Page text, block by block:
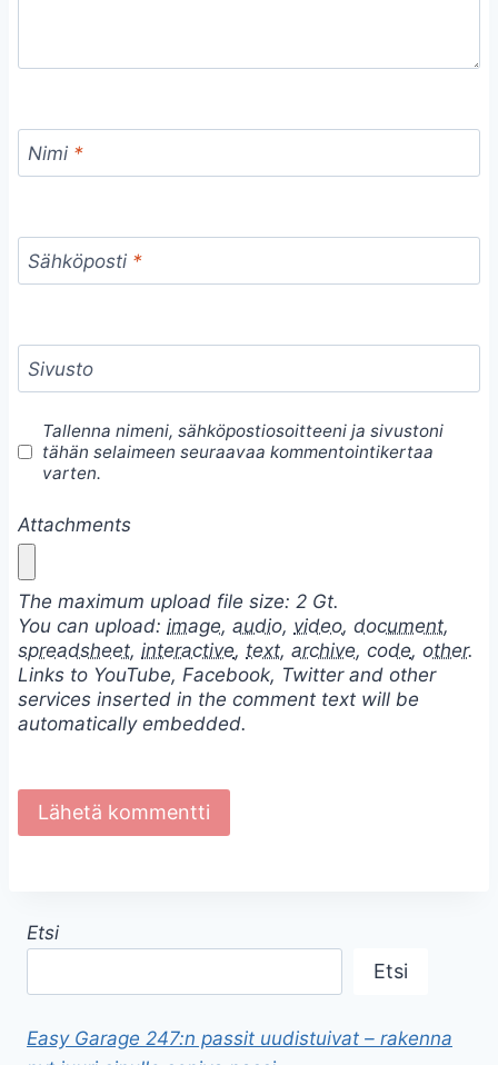
Nimi *
Sähköposti *
Sivusto
Tallenna nimeni, sähköpostiosoitteeni ja sivustoni
tähän selaimeen seuraavaa kommentointikertaa
varten.
Attachments
The maximum upload file size: 2 Gt.
You can upload: image, audio, video, document,
spreadsheet, interactive, text, archive, code, other.
Links to YouTube, Facebook, Twitter and other
services inserted in the comment text will be
automatically embedded.
Etsi
Etsi
Easy Garage 247:n passit uudistuivat – rakenna